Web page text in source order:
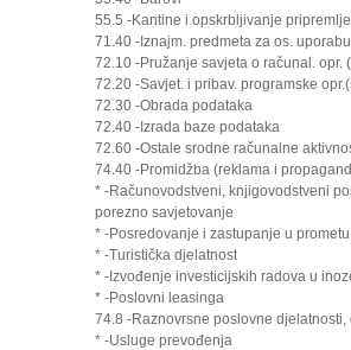
55.5 -Kantine i opskrbljivanje
71.40 -Iznajm. predmeta za os.
72.10 -Pružanje savjeta o računal. opr.
72.20 -Savjet. i pribav. programske
72.30 -Obrada podataka
72.40 -Izrada baze podataka
72.60 -Ostale srodne računalne
74.40 -Promidžba (reklama i
* -Računovodstveni, knjigovodstveni
porezno savjetovanje
* -Posredovanje i zastupanje u
* -Turistička djelatnost
* -Izvođenje investicijskih radova u
* -Poslovni leasinga
74.8 -Raznovrsne poslovne djelatnosti,
* -Usluge prevođenja